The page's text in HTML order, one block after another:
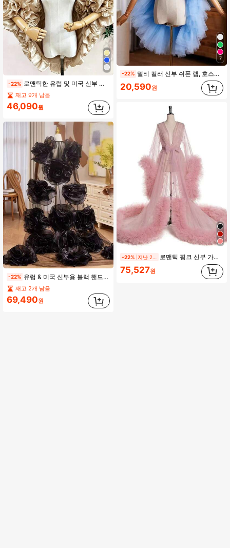
-22% 로맨틱한 유럽 및 미국 신부 숄, 우아한 3D 장미 꽃 디테일 웨딩 드레스 액세서리, 짧은 팔 커버 숄, 파티, 생일
재고 9개 남음
46,090원
-22% 유럽 & 미국 신부용 블랙 핸드메이드 대형 숄 새로운 이브닝 드레스 액세서리 런웨이 퍼포먼스 분리형 2-In-1 고급 숄 트레인 포함
재고 2개 남음
69,490원
7
-22% 멀티 컬러 신부 쉬폰 랩, 호스트, 연주자, 사진 촬영 가을 여성 의류용 정장 액세서리
20,590원
-22% 로맨틱 핑크 신부 가운/드레스, 시스루 섹시 란제리, 브라이덜 샤워, 사진 촬영, 무대 공연, 여름, 해변, 웨딩에 다용도
75,527원